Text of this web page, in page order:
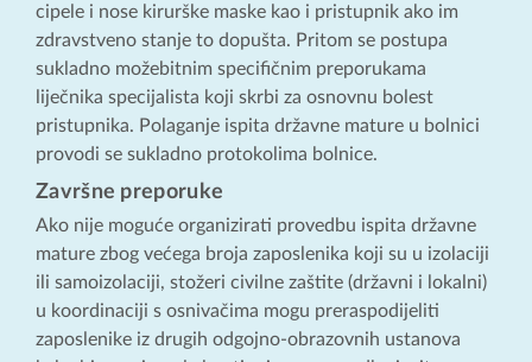
cipele i nose kirurške maske kao i pristupnik ako im
zdravstveno stanje to dopušta. Pritom se postupa
sukladno možebitnim specifičnim preporukama
liječnika specijalista koji skrbi za osnovnu bolest
pristupnika. Polaganje ispita državne mature u bolnici
provodi se sukladno protokolima bolnice.
Završne preporuke
Ako nije moguće organizirati provedbu ispita državne
mature zbog većega broja zaposlenika koji su u izolaciji
ili samoizolaciji, stožeri civilne zaštite (državni i lokalni)
u koordinaciji s osnivačima mogu preraspodijeliti
zaposlenike iz drugih odgojno-obrazovnih ustanova